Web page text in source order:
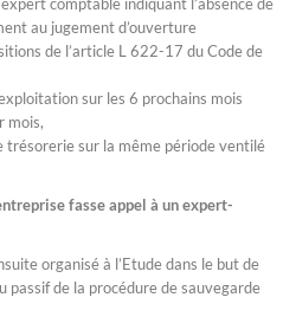
au jugement d’ouverture
de l’article L 622-17 du Code de
sur les 6 prochains mois
mois,
trésorerie sur la même période ventilé
fasse appel à un expert-
organisé à l’Etude dans le but de
passif de la procédure de sauvegarde